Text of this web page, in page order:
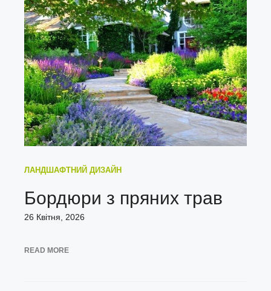
ЛАНДШАФТНИЙ ДИЗАЙН
Бордюри з пряних трав
26 Квітня, 2026
READ MORE